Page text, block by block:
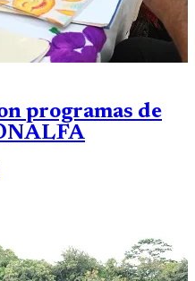
programas de